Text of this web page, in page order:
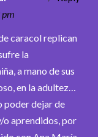
caracol replican
la
a mano de sus
en la adultez…
poder dejar de
aprendidos, por